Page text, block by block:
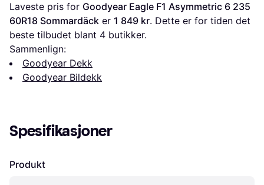
Laveste pris for Goodyear Eagle F1 Asymmetric 6 235
60R18 Sommardäck er 1 849 kr. Dette er for tiden det
beste tilbudet blant 4 butikker.
Sammenlign:
Goodyear Dekk
Goodyear Bildekk
Spesifikasjoner
Produkt